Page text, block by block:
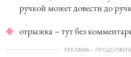
ручкой может довести до
отрыжка – тут без
РЕКЛАМА –